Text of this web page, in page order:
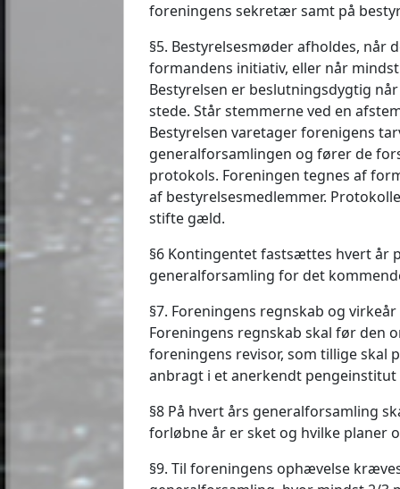
foreningens sekretær samt på
§5. Bestyrelsesmøder afholdes, når
formandens initiativ, eller når
Bestyrelsen er beslutningsdygtig
stede. Står stemmerne ved en
Bestyrelsen varetager forenigens
generalforsamlingen og fører de
protokols. Foreningen tegnes af
af bestyrelsesmedlemmer.
stifte gæld.
§6 Kontingentet fastsættes hvert
generalforsamling for det
§7. Foreningens regnskab og
Foreningens regnskab skal før
foreningens revisor, som tillige skal
anbragt i et anerkendt
§8 På hvert års generalforsamling
forløbne år er sket og hvilke planer
§9. Til foreningens ophævelse